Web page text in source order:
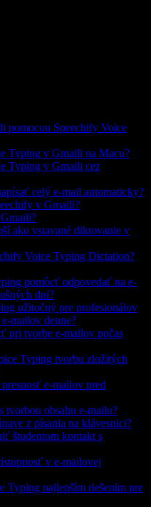
pomocou Speechify Voice
Typing v Gmaili na Macu?
Typing v Gmaili cez
celý e-mail automaticky?
v Gmaili?
ako vstavané diktovanie v
Voice Typing Dictation?
pomôcť odpovedať na e-
dní?
užitočný pre profesionálov
mailov denne?
pri tvorbe e-mailov počas
Typing tvorbu zložitých
e-mailov pred
tvorbou obsahu e-mailu?
z písania na klávesnici?
študentom kontakt s
v e-mailovej
Typing najlepším riešením pre